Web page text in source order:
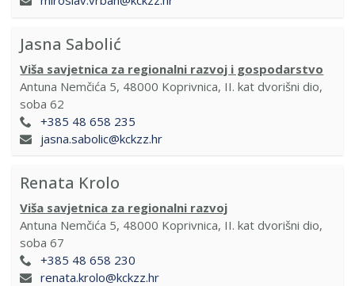
Jasna Sabolić
Viša savjetnica za regionalni razvoj i gospodarstvo
Antuna Nemčića 5, 48000 Koprivnica, II. kat dvorišni dio,
soba 62
+385 48 658 235
jasna.sabolic@kckzz.hr
Renata Krolo
Viša savjetnica za regionalni razvoj
Antuna Nemčića 5, 48000 Koprivnica, II. kat dvorišni dio,
soba 67
+385 48 658 230
renata.krolo@kckzz.hr